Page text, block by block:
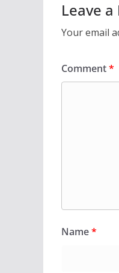
Leave a
Your email
Comment*
Name*